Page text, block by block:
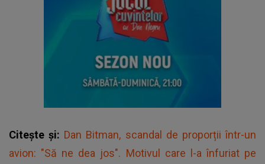
Citește și: Dan Bitman, scandal de proporții într-un
avion: "Să ne dea jos". Motivul care l-a înfuriat pe